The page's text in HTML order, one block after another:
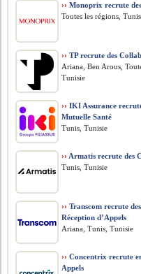
›› Monoprix recrute
Toutes les régions,
›› TP recrute des
Ariana, Ben Arous,
Tunisie
›› IKI Assurance
Mutuelle Santé
Tunis, Tunisie
›› Armatis recrute des
Tunis, Tunisie
›› Transcom recrute
Réception d’Appels
Ariana, Tunis, Tunisie
›› Concentrix recrute
Appels